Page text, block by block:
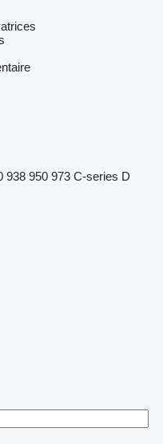
938 950 973 C-series D